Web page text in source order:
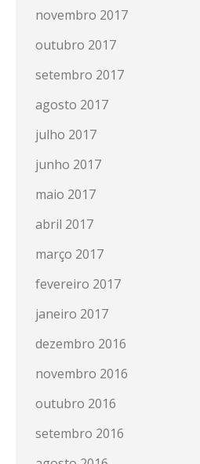
novembro 2017
outubro 2017
setembro 2017
agosto 2017
julho 2017
junho 2017
maio 2017
abril 2017
março 2017
fevereiro 2017
janeiro 2017
dezembro 2016
novembro 2016
outubro 2016
setembro 2016